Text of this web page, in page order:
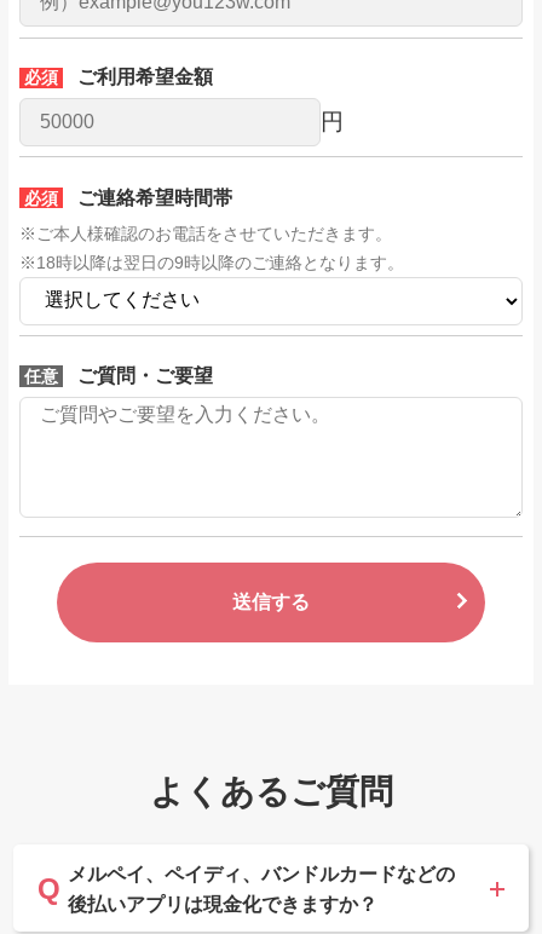
必須 ご利用希望金額
円
必須 ご連絡希望時間帯
※ご本人様確認のお電話をさせていただきます。
※18時以降は翌日の9時以降のご連絡となります。
任意 ご質問・ご要望
送信する
よくあるご質問
メルペイ、ペイディ、バンドルカードなどの
後払いアプリは現金化できますか？